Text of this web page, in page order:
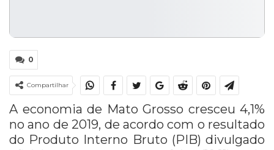
0
Compartilhar
A economia de Mato Grosso cresceu 4,1%
no ano de 2019, de acordo com o resultado
do Produto Interno Bruto (PIB) divulgado